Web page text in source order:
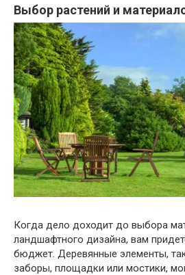
Выбор растений и
Когда дело доходит до выбора
ландшафтного дизайна, вам
бюджет. Деревянные элементы,
заборы, площадки или мостики,